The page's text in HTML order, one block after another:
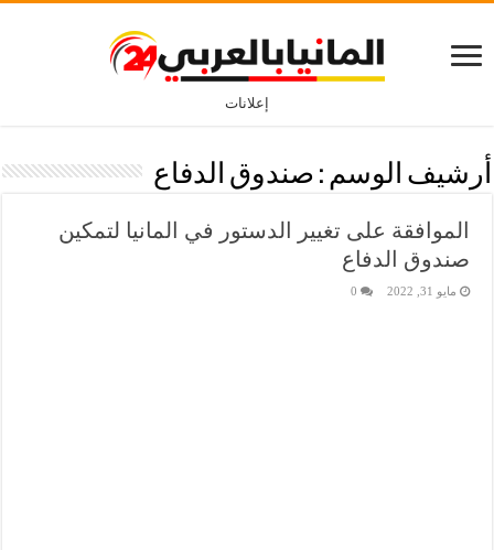
إعلانات
أرشيف الوسم : صندوق الدفاع
الموافقة على تغيير الدستور في المانيا لتمكين
صندوق الدفاع
مايو 31, 2022 0